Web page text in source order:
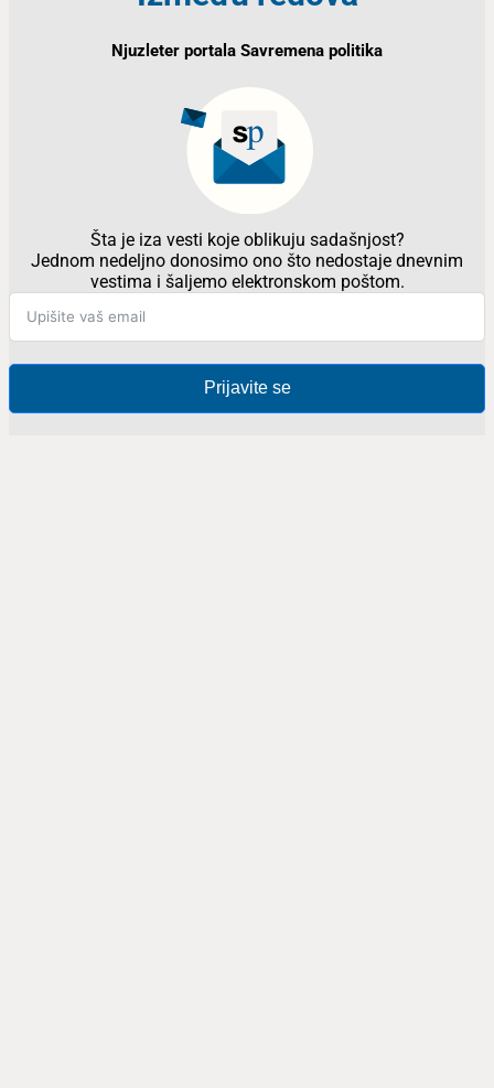
Njuzleter portala Savremena politika
Šta je iza vesti koje oblikuju sadašnjost?
Jednom nedeljno donosimo ono što nedostaje dnevnim
vestima i šaljemo elektronskom poštom.
Prijavite se